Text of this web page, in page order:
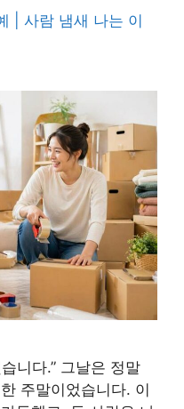
| 사람 냄새 나는 이
니다.” 그날은 정말
주말이었습니다. 이